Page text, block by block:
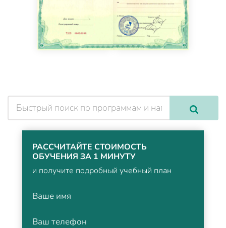
РАССЧИТАЙТЕ СТОИМОСТЬ
ОБУЧЕНИЯ ЗА 1 МИНУТУ
и получите подробный учебный план
Ваше имя
Ваш телефон